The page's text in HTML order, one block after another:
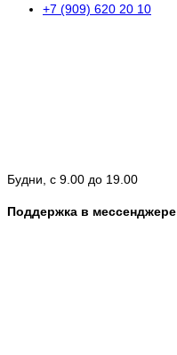
+7 (909) 620 20 10
Будни, с 9.00 до 19.00
Поддержка в мессенджере